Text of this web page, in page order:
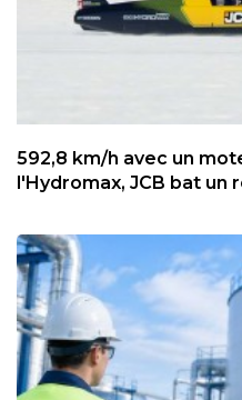
592,8 km/h avec un
l'Hydromax, JCB bat un